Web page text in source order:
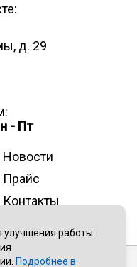
д. 29
- Пт
Новости
Прайс
Контакты
работы
Подробнее в